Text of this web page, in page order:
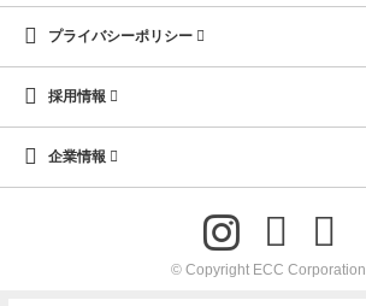
プライバシーポリシー
採用情報
企業情報
© Copyright ECC Corporation.